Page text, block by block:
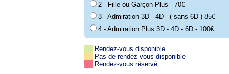
2 - Fille ou Garçon Plus - 70€
3 - Admiration 3D - 4D - ( sans 6D ) 85€
4 - Admiration Plus 3D - 4D - 6D - 100€
Rendez-vous disponible
Pas de rendez-vous disponible
Rendez-vous réservé